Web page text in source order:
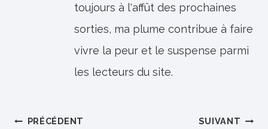
toujours à l'affût des prochaines
sorties, ma plume contribue à faire
vivre la peur et le suspense parmi
les lecteurs du site.
Navigation
PRÉCÉDENT SUIVANT